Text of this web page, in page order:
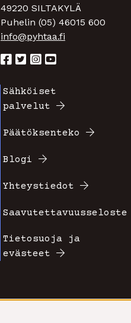
49220 SILTAKYLÄ
Puhelin (05) 46015 600
info@pyhtaa.fi
Footer
2
Sähköiset
palvelut
Päätöksenteko
Blogi
Yhteystiedot
Saavutettavuusseloste
Tietosuoja ja
evästeet